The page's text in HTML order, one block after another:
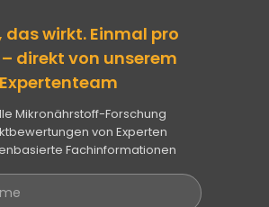
das wirkt. Einmal pro
direkt von unserem
Expertenteam
Mikronährstoff-Forschung
von Experten
Fachinformationen